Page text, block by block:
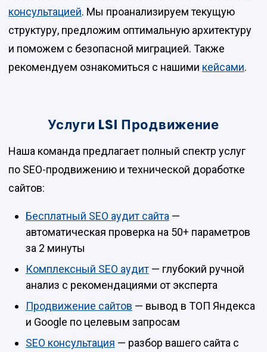
консультацией. Мы проанализируем текущую
структуру, предложим оптимальную архитектуру
и поможем с безопасной миграцией. Также
рекомендуем ознакомиться с нашими кейсами.
Услуги LSI Продвижение
Наша команда предлагает полный спектр услуг
по SEO-продвижению и технической доработке
сайтов:
Бесплатный SEO аудит сайта —
автоматическая проверка на 50+ параметров
за 2 минуты
Комплексный SEO аудит— глубокий ручной
анализ с рекомендациями от эксперта
Продвижение сайтов — вывод в ТОП Яндекса
и Google по целевым запросам
SEO консультация — разбор вашего сайта с